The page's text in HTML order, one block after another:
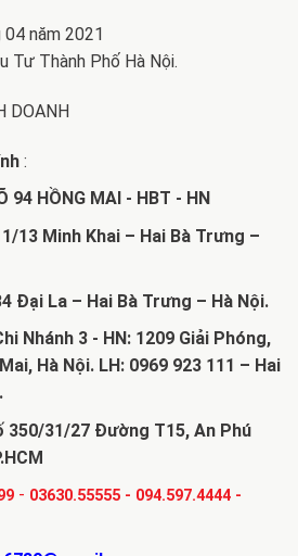
năm 2021
Tư Thành Phố Hà Nội.
DOANH
:
HỒNG MAI - HBT - HN
13 Minh Khai – Hai Bà Trưng –
Đại La – Hai Bà Trưng – Hà Nội.
Nhánh 3 - HN: 1209 Giải Phóng,
Hà Nội. LH: 0969 923 111 – Hai
350/31/27 Đường T15, An Phú
- 03630.55555- 094.597.4444-